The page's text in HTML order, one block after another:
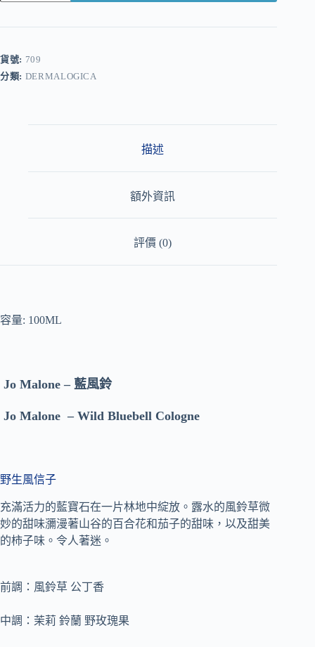
r
n
a
貨號: 709
分類: DERMALOGICA
描述
額外資訊
評價 (0)
容量: 100ML
Jo Malone – 藍風鈴
Jo Malone – Wild Bluebell Cologne
野生風信子
充滿活力的藍寶石在一片林地中綻放。 露水的風鈴草微
妙的甜味瀰漫著山谷的百合花和茄子的甜味，以及甜美
的柿子味。 令人著迷。
前調：風鈴草 公丁香
中調：茉莉 鈴蘭 野玫瑰果